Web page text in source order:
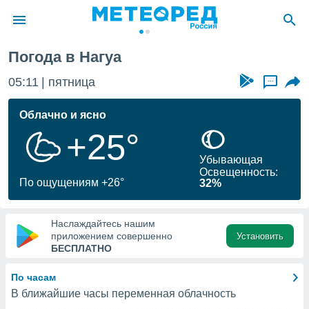
о
Вы можете
к этому
доступ
Погода в Нагуа
05:11 пятница ...
Облачно и ясно
+25°
По ощущениям +26°
Убывающая
Освещенность:
32%
Наслаждайтесь нашим
приложением совершенно
БЕСПЛАТНО
Установить
По часам
В ближайшие часы переменная облачность